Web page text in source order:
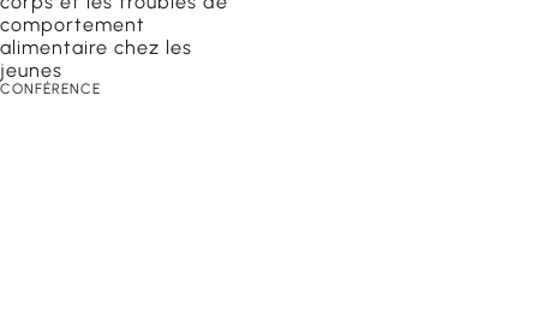
scolaires
comportement
alimentaire chez les
jeunes
CONFÉRENCE